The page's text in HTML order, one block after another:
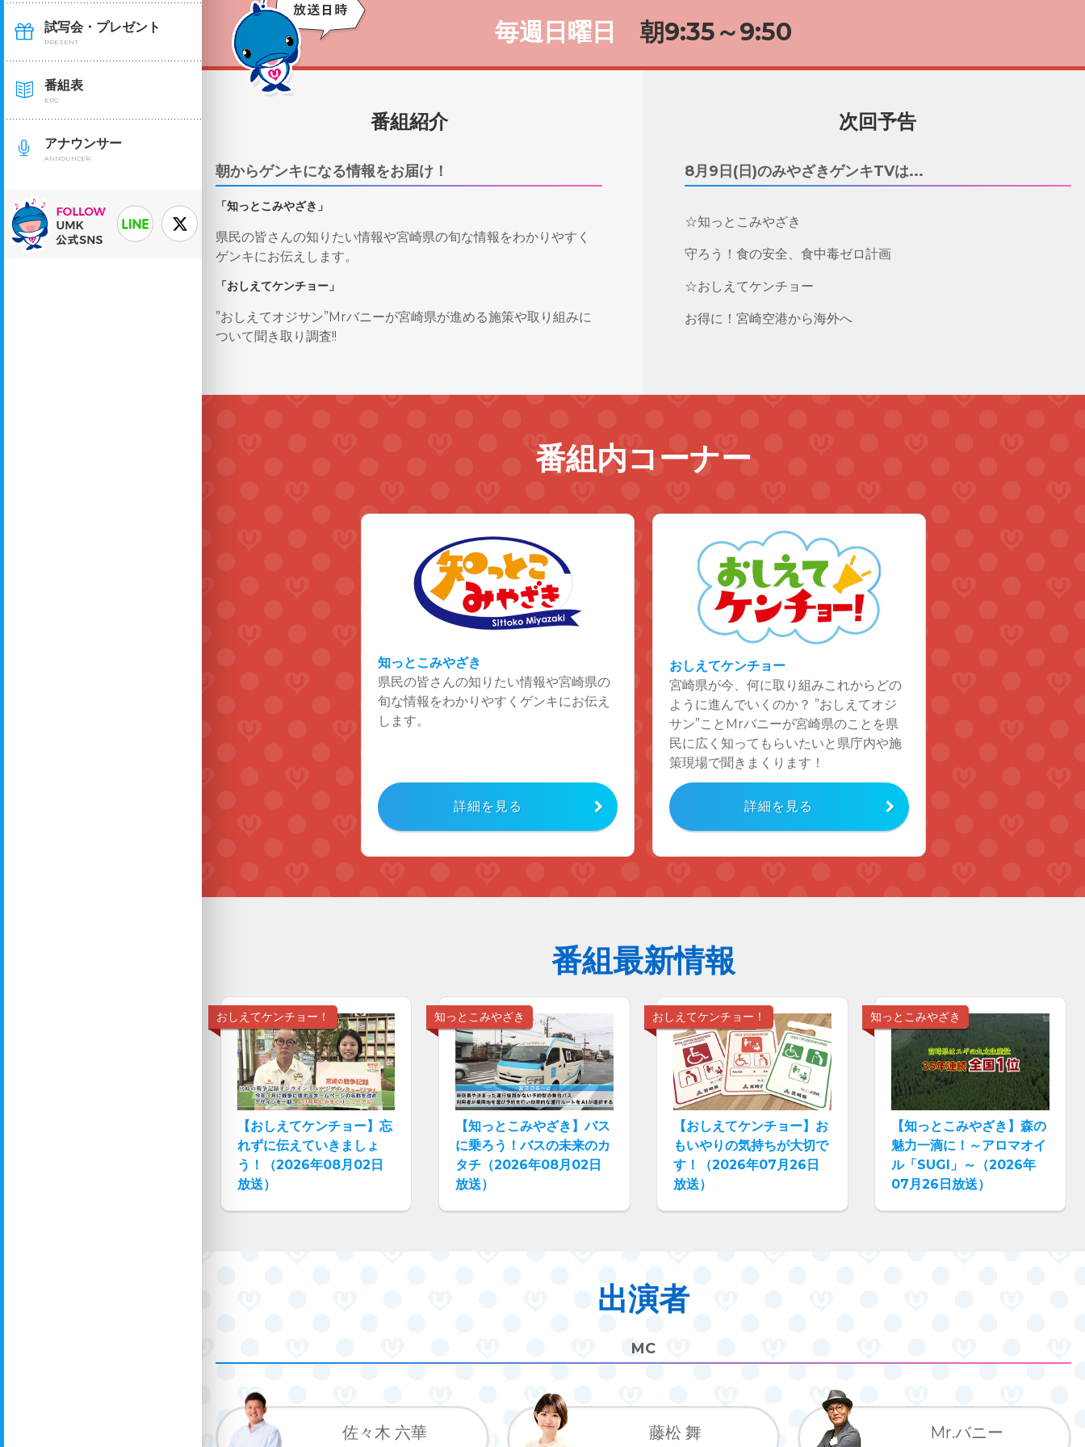
試写会・プレゼント
PRESENT
番組表
EPG
アナウンサー
ANNOUNCER
毎週日曜日 朝9:35～9:50
番組紹介
朝からゲンキになる情報をお届け！
「知っとこみやざき」
県民の皆さんの知りたい情報や宮崎県の旬な情報をわかりやすく
ゲンキにお伝えします。
「おしえてケンチョー」
”おしえてオジサン”Mrバニーが宮崎県が進める施策や取り組みに
ついて聞き取り調査!!
次回予告
8月9日(日)のみやざきゲンキTVは...
☆知っとこみやざき
守ろう！食の安全、食中毒ゼロ計画
☆おしえてケンチョー
お得に！宮崎空港から海外へ
番組内コーナー
知っとこみやざき
県民の皆さんの知りたい情報や宮崎県の
旬な情報をわかりやすくゲンキにお伝え
します。
詳細を見る
おしえてケンチョー
宮崎県が今、何に取り組みこれからどの
ように進んでいくのか？ ”おしえてオジ
サン”ことMrバニーが宮崎県のことを県
民に広く知ってもらいたいと県庁内や施
策現場で聞きまくります！
詳細を見る
番組最新情報
【おしえてケンチョー】忘
れずに伝えていきましょ
う！（2026年08月02日
放送）
おしえてケンチョー！
【知っとこみやざき】バス
に乗ろう！バスの未来のカ
タチ（2026年08月02日
放送）
知っとこみやざき
【おしえてケンチョー】お
もいやりの気持ちが大切で
す！（2026年07月26日
放送）
おしえてケンチョー！
【知っとこみやざき】森の
魅力一滴に！～アロマオイ
ル「SUGI」～（2026年
07月26日放送）
知っとこみやざき
出演者
MC
佐々木 六華 藤松 舞 Mr.バニー